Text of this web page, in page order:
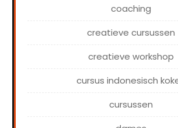
coaching
creatieve cursussen
creatieve workshop
cursus indonesisch
cursussen